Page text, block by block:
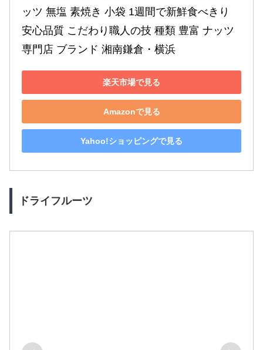
ッツ 無塩 素焼き 小袋 1週間で新鮮食べきり
安心品質 こだわり職人の技 種類 豊富 ナッツ
専門店 ブランド 湘南鎌倉・横浜
楽天市場で見る
Amazonで見る
Yahoo!ショッピングで見る
ドライフルーツ